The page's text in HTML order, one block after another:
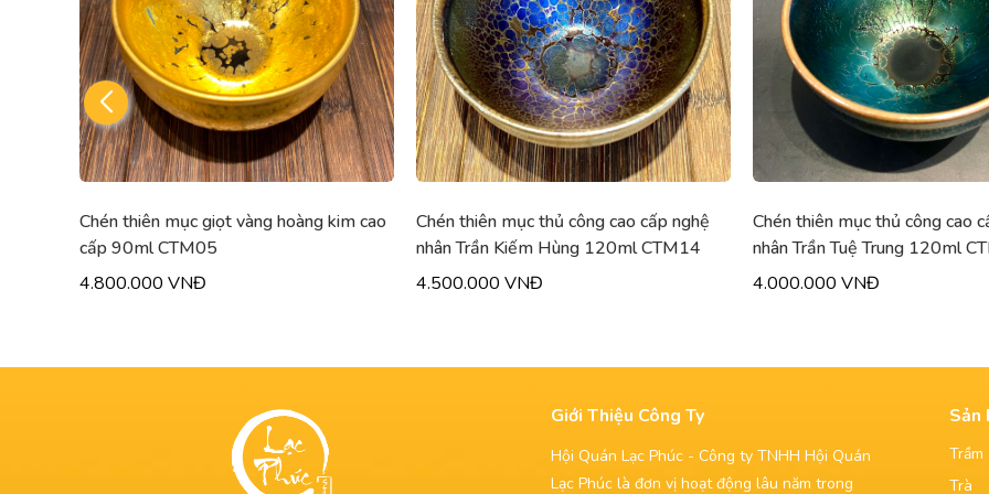
Chén thiên mục thủ công cao cấp nghệ
nhân Trần Kiếm Hùng 120ml CTM14
4.500.000 VNĐ
Chén thiên mục thủ công cao cấp nghệ
nhân Trần Tuệ Trung 120ml CTM13
4.000.000 VNĐ
Chén thiên mục giọt bạc hoa
công đẹp 150ml CTM04
2.700.000 VNĐ
Giới Thiệu Công Ty
Hội Quán Lạc Phúc - Công ty TNHH Hội Quán
Lạc Phúc là đơn vị hoạt động lâu năm trong
Sản
Trầm
Trà